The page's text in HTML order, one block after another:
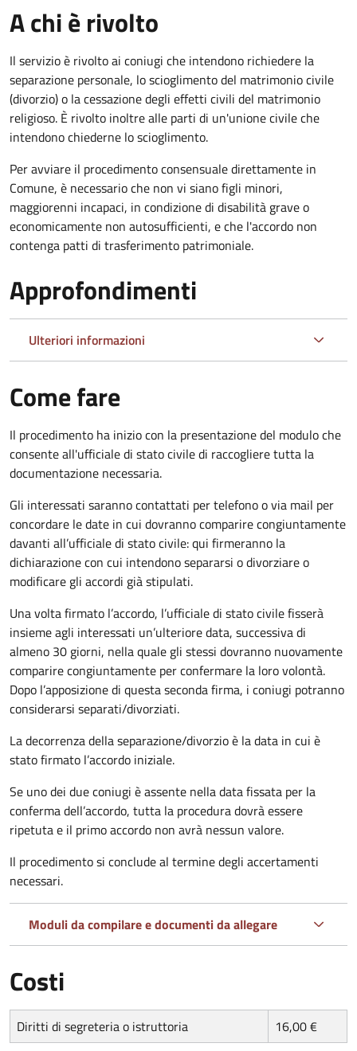
A chi è rivolto
Il servizio è rivolto ai coniugi che intendono richiedere la
separazione personale, lo scioglimento del matrimonio civile
(divorzio) o la cessazione degli effetti civili del matrimonio
religioso. È rivolto inoltre alle parti di un'unione civile che
intendono chiederne lo scioglimento.
Per avviare il procedimento consensuale direttamente in
Comune, è necessario che non vi siano figli minori,
maggiorenni incapaci, in condizione di disabilità grave o
economicamente non autosufficienti, e che l'accordo non
contenga patti di trasferimento patrimoniale.
Approfondimenti
Ulteriori informazioni
Come fare
Il procedimento ha inizio con la presentazione del modulo che
consente all'ufficiale di stato civile di raccogliere tutta la
documentazione necessaria.
Gli interessati saranno contattati per telefono o via mail per
concordare le date in cui dovranno comparire congiuntamente
davanti all’ufficiale di stato civile: qui firmeranno la
dichiarazione con cui intendono separarsi o divorziare o
modificare gli accordi già stipulati.
Una volta firmato l’accordo, l’ufficiale di stato civile fisserà
insieme agli interessati un’ulteriore data, successiva di
almeno 30 giorni, nella quale gli stessi dovranno nuovamente
comparire congiuntamente per confermare la loro volontà.
Dopo l’apposizione di questa seconda firma, i coniugi potranno
considerarsi separati/divorziati.
La decorrenza della separazione/divorzio è la data in cui è
stato firmato l’accordo iniziale.
Se uno dei due coniugi è assente nella data fissata per la
conferma dell’accordo, tutta la procedura dovrà essere
ripetuta e il primo accordo non avrà nessun valore.
Il procedimento si conclude al termine degli accertamenti
necessari.
Moduli da compilare e documenti da allegare
Costi
Diritti di segreteria o istruttoria 16,00 €